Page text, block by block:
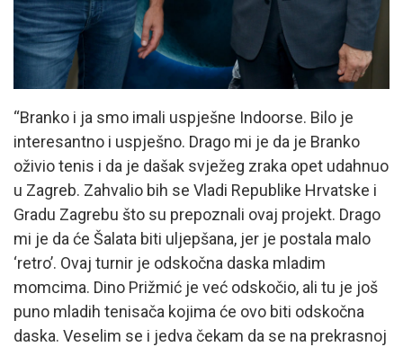
“Branko i ja smo imali uspješne Indoorse. Bilo je
interesantno i uspješno. Drago mi je da je Branko
oživio tenis i da je dašak svježeg zraka opet udahnuo
u Zagreb. Zahvalio bih se Vladi Republike Hrvatske i
Gradu Zagrebu što su prepoznali ovaj projekt. Drago
mi je da će Šalata biti uljepšana, jer je postala malo
‘retro’. Ovaj turnir je odskočna daska mladim
momcima. Dino Prižmić je već odskočio, ali tu je još
puno mladih tenisača kojima će ovo biti odskočna
daska. Veselim se i jedva čekam da se na prekrasnoj